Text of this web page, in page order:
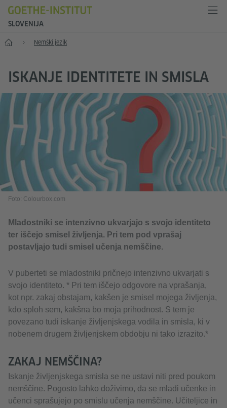
SLOVENIJA
Začetek Nemški jezik
ISKANJE IDENTITETE IN SMISLA
Foto: Colourbox.com
Mladostniki se intenzivno ukvarjajo s svojo identiteto
ter iščejo smisel življenja. Pri tem pod vprašaj
postavljajo tudi smisel učenja nemščine.
V puberteti se mladostniki pričnejo intenzivno ukvarjati s
svojo identiteto. * Pri tem iščejo odgovore na vprašanja,
kot npr. zakaj obstajam, kakšen je smisel mojega življenja,
kdo sploh sem, kakšna bo moja prihodnost. S tem je
povezano tudi iskanje življenjskega vodila in smisla, ki v
nobenem drugem življenjskem obdobju ni tako izrazito.*
ZAKAJ NEMŠČINA?
Iskanje življenjskega smisla se ne ustavi niti pred poukom
nemščine. Pogosto lahko doživimo, da se mladi učenke in
učenci sprašujejo po smislu učenja nemščine. Učiteljice in